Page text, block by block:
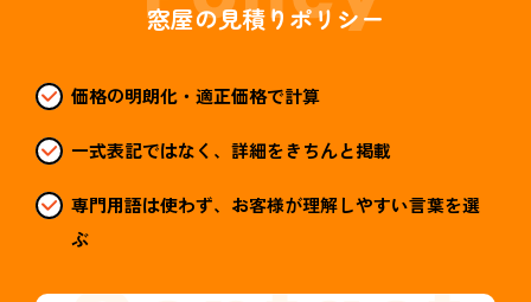
窓屋の見積りポリシー
価格の明朗化・適正価格で計算
一式表記ではなく、詳細をきちんと掲載
専門用語は使わず、お客様が理解しやすい言葉を選
ぶ